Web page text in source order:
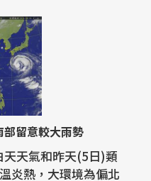
留意較大雨勢
天氣和昨天(5日)類
炎熱，大環境為偏北